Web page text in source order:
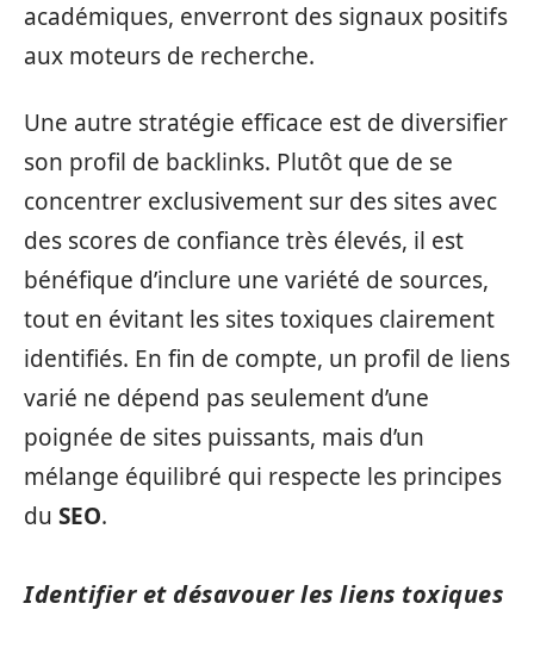
académiques, enverront des signaux positifs
aux moteurs de recherche.
Une autre stratégie efficace est de diversifier
son profil de backlinks. Plutôt que de se
concentrer exclusivement sur des sites avec
des scores de confiance très élevés, il est
bénéfique d’inclure une variété de sources,
tout en évitant les sites toxiques clairement
identifiés. En fin de compte, un profil de liens
varié ne dépend pas seulement d’une
poignée de sites puissants, mais d’un
mélange équilibré qui respecte les principes
du SEO.
Identifier et désavouer les liens toxiques